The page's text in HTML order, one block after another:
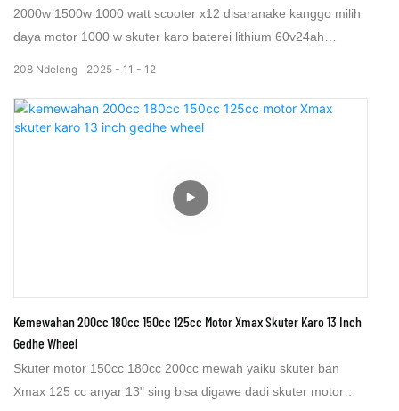
2000w 1500w 1000 watt scooter x12 disaranake kanggo milih
daya motor 1000 w skuter karo baterei lithium 60v24ah
dina. Skuter listrik x12 dirancang kanggo njaga kacepetan
nyopir ing 50 km / h utawa 30 mph, kacepetan iki watara 50
2025 11 12
208 Ndeleng
Kemewahan 200cc 180cc 150cc 125cc Motor Xmax Skuter Karo 13 Inch
Gedhe Wheel
Skuter motor 150cc 180cc 200cc mewah yaiku skuter ban
Xmax 125 cc anyar 13" sing bisa digawe dadi skuter motor